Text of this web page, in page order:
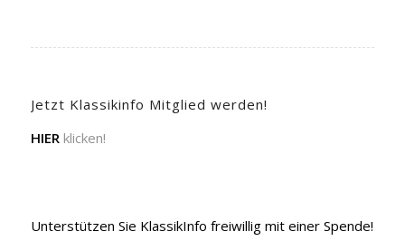
Jetzt Klassikinfo Mitglied werden!
HIER klicken!
Unterstützen Sie KlassikInfo freiwillig mit einer Spende!